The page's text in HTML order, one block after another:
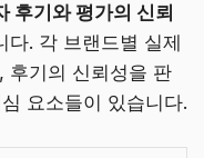
후기와 평가의 신뢰
다. 각 브랜드별 실제
후기의 신뢰성을 판
요소들이 있습니다.